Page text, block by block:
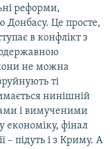
реформи,
Донбасу. Це просте,
в конфлікт з
не можна
ті
нинішній
і вимученими
фінал
– підуть і з Криму. А